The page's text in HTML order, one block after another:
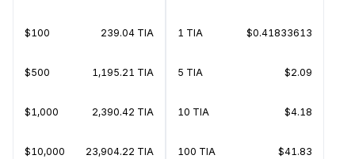
$100 239.04 TIA
$500 1,195.21 TIA
$1,000 2,390.42 TIA
$10,000 23,904.22 TIA
1 TIA $0.41833613
5 TIA $2.09
10 TIA $4.18
100 TIA $41.83